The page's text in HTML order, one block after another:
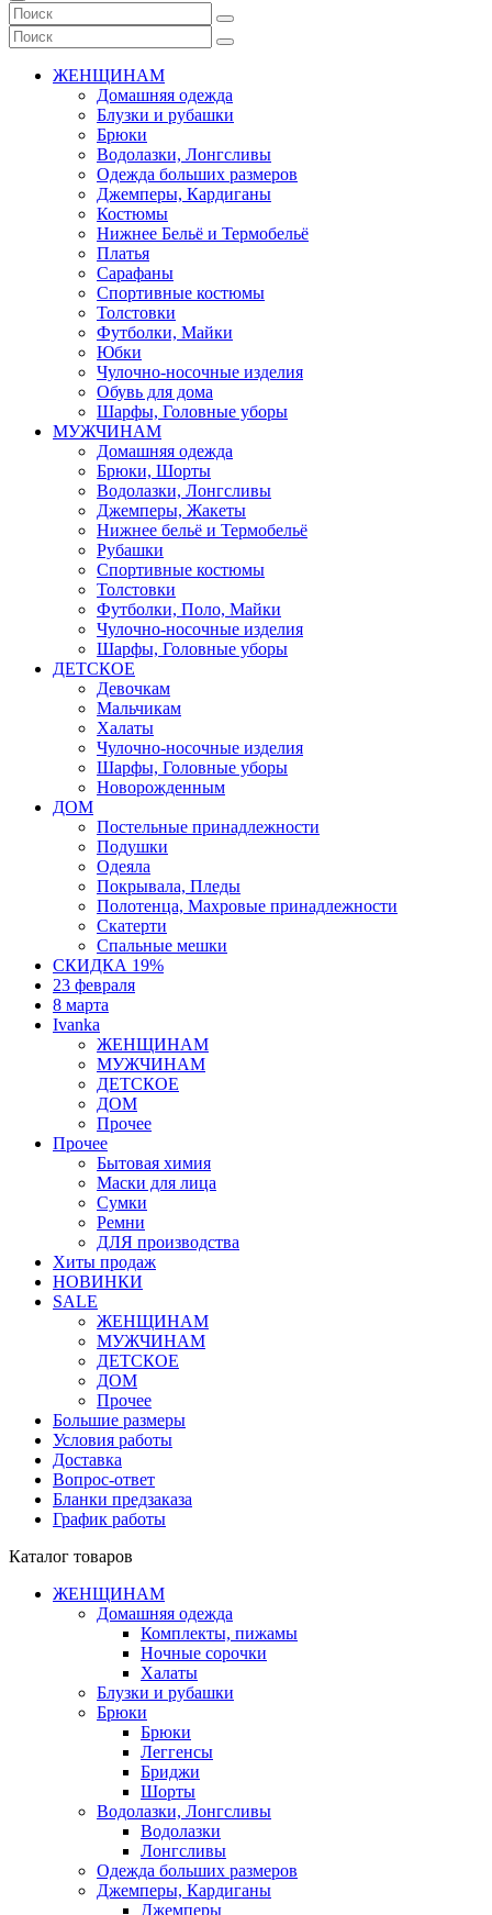
ЖЕНЩИНАМ
Домашняя одежда
Блузки и рубашки
Брюки
Водолазки, Лонгсливы
Одежда больших размеров
Джемперы, Кардиганы
Костюмы
Нижнее Бельё и Термобельё
Платья
Сарафаны
Спортивные костюмы
Толстовки
Футболки, Майки
Юбки
Чулочно-носочные изделия
Обувь для дома
Шарфы, Головные уборы
МУЖЧИНАМ
Домашняя одежда
Брюки, Шорты
Водолазки, Лонгсливы
Джемперы, Жакеты
Нижнее бельё и Термобельё
Рубашки
Спортивные костюмы
Толстовки
Футболки, Поло, Майки
Чулочно-носочные изделия
Шарфы, Головные уборы
ДЕТСКОЕ
Девочкам
Мальчикам
Халаты
Чулочно-носочные изделия
Шарфы, Головные уборы
Новорожденным
ДОМ
Постельные принадлежности
Подушки
Одеяла
Покрывала, Пледы
Полотенца, Махровые принадлежности
Скатерти
Спальные мешки
СКИДКА 19%
23 февраля
8 марта
Ivanka
ЖЕНЩИНАМ
МУЖЧИНАМ
ДЕТСКОЕ
ДОМ
Прочее
Прочее
Бытовая химия
Маски для лица
Сумки
Ремни
ДЛЯ производства
Хиты продаж
НОВИНКИ
SALE
ЖЕНЩИНАМ
МУЖЧИНАМ
ДЕТСКОЕ
ДОМ
Прочее
Большие размеры
Условия работы
Доставка
Вопрос-ответ
Бланки предзаказа
График работы
Каталог товаров
ЖЕНЩИНАМ
Домашняя одежда
Комплекты, пижамы
Ночные сорочки
Халаты
Блузки и рубашки
Брюки
Брюки
Леггенсы
Бриджи
Шорты
Водолазки, Лонгсливы
Водолазки
Лонгсливы
Одежда больших размеров
Джемперы, Кардиганы
Джемперы